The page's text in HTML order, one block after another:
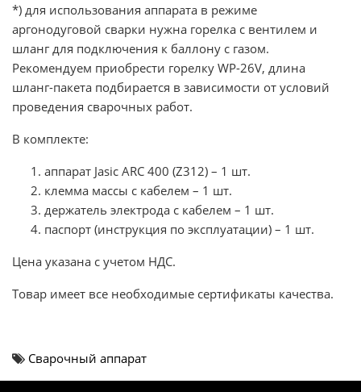
*) для использования аппарата в режиме
аргонодуговой сварки нужна горелка с вентилем и
шланг для подключения к баллону с газом.
Рекомендуем приобрести горелку WP-26V, длина
шланг-пакета подбирается в зависимости от условий
проведения сварочных работ.
В комплекте:
аппарат Jasic ARC 400 (Z312) – 1 шт.
клемма массы с кабелем – 1 шт.
держатель электрода с кабелем – 1 шт.
паспорт (инструкция по эксплуатации) – 1 шт.
Цена указана с учетом НДС.
Товар имеет все необходимые сертификаты качества.
Сварочный аппарат